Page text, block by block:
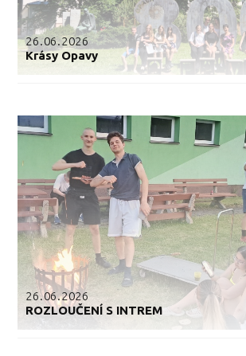
26.06.2026
Krásy Opavy
26.06.2026
ROZLOUČENÍ S INTREM